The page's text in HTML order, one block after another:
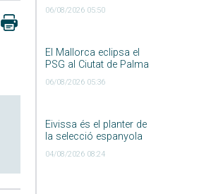
06/08/2026 05:50
El Mallorca eclipsa el
PSG al Ciutat de Palma
06/08/2026 05:36
Eivissa és el planter de
la selecció espanyola
04/08/2026 08:24